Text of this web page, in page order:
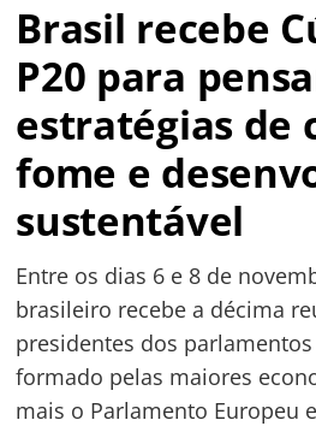
Brasil recebe
P20 para
estratégias de
fome e
sustentável
Entre os dias 6 e 8 de
brasileiro recebe a décima
presidentes dos
formado pelas maiores
mais o Parlamento Europeu